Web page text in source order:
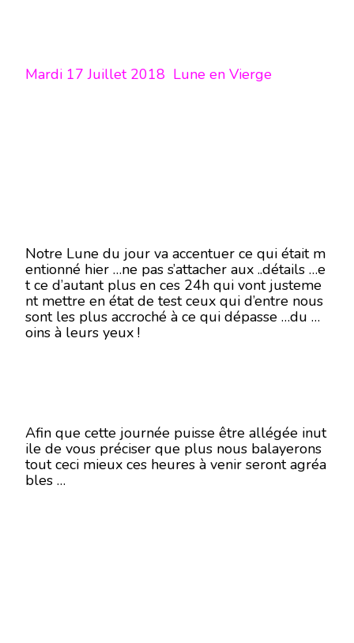
Mardi 17 Juillet 2018 Lune en Vierge
Notre Lune du jour va accentuer ce qui était m
entionné hier …ne pas s’attacher aux ..détails …e
t ce d’autant plus en ces 24h qui vont justeme
nt mettre en état de test ceux qui d’entre nous
sont les plus accroché à ce qui dépasse …du m
oins à leurs yeux !
Afin que cette journée puisse être allégée inut
ile de vous préciser que plus nous balayerons
tout ceci mieux ces heures à venir seront agréa
bles …